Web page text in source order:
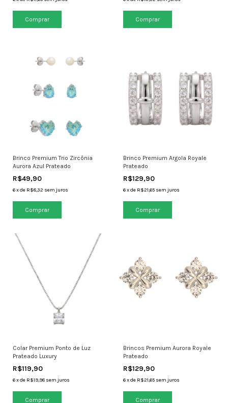
Brinco Premium Trio Zircônia
Aurora Azul Prateado
R$49,90
6xde R$8,32 sem juros
Brinco Premium Argola Royale
Prateado
R$129,90
6 xde R$21,65 sem juros
Colar Premium Ponto de Luz
Prateado Luxury
R$119,90
6xde R$19,98 sem juros
Brincos Premium Aurora Royale
Prateado
R$129,90
6 xde R$21,65 sem juros